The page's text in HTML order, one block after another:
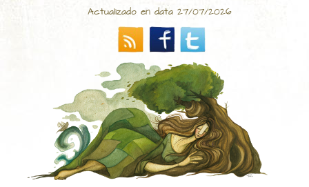
Actualizado en data 27/07/2026